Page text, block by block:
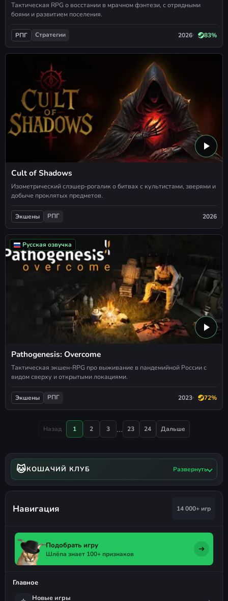
Тактическая RPG о восстании в мрачном фэнтези, с отрядными
боями и развитием поселения.
РПГ Стратегии 2026 83%
Cult of Shadows
Изометрический слэшер-рогалик о битвах с культистами, зверями и
добыче проклятых предметов.
Экшены РПГ 2026
Русская озвучка
Pathogenesis: Overcome
Тактическая экшен-RPG про выживание в пандемийной России с
видом сверху и открытыми локациями.
Экшены РПГ 2023 72%
Назад 1 2 3 … 23 24 Дальше
🐱КОШАЧИЙ КЛУБ Развернуть
Навигация 14 000+ игр
Подобрать игру
Шлёпа знает 100+ признаков
Главное
Новые игры